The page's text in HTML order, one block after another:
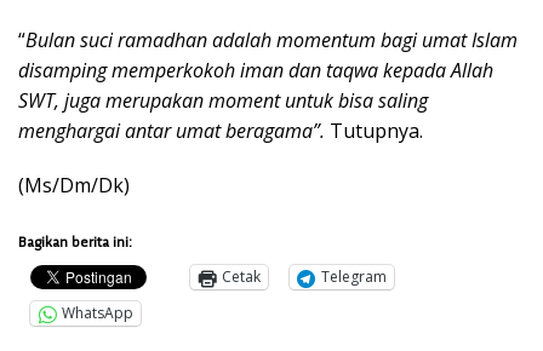
“Bulan suci ramadhan adalah momentum bagi umat Islam
disamping memperkokoh iman dan taqwa kepada Allah
SWT, juga merupakan moment untuk bisa saling
menghargai antar umat beragama”. Tutupnya.
(Ms/Dm/Dk)
Bagikan berita ini:
Cetak
Telegram
WhatsApp